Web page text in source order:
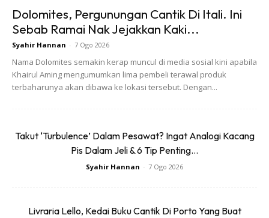
visitors yg visit Jogja akan pergi ke tempat yang sama,
makan benda sama. Nothing new atau rare tapi yg rare nya
Dolomites, Pergunungan Cantik Di Itali. Ini
Sebab Ramai Nak Jejakkan Kaki...
Syahir Hannan - 7 Ogo 2026
Nama Dolomites semakin kerap muncul di media sosial kini apabila
Khairul Aming mengumumkan lima pembeli terawal produk
terbaharunya akan dibawa ke lokasi tersebut. Dengan...
Takut ‘Turbulence’ Dalam Pesawat? Ingat Analogi Kacang
Pis Dalam Jeli & 6 Tip Penting...
Syahir Hannan - 7 Ogo 2026
Livraria Lello, Kedai Buku Cantik Di Porto Yang Buat